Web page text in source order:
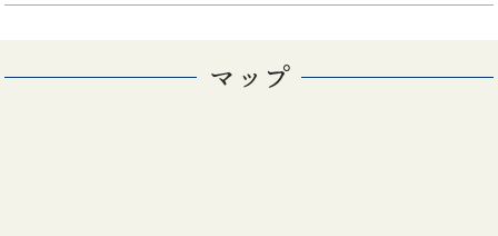
マップ